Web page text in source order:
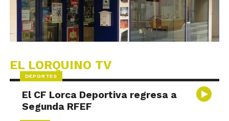
EL LORQUINO TV
DEPORTES
El CF Lorca Deportiva regresa a
Segunda RFEF